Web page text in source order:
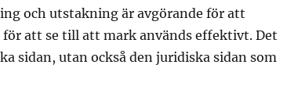
och utstakning är avgörande för att
att se till att mark används effektivt. Det
sidan, utan också den juridiska sidan som